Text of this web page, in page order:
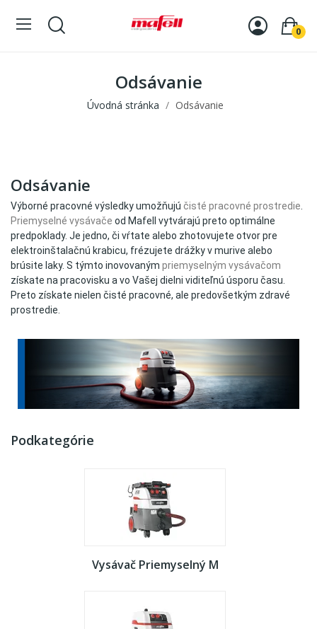
0
Odsávanie
Úvodná stránka Odsávanie
Odsávanie
Výborné pracovné výsledky umožňujú čisté pracovné prostredie
Priemyselné vysávače od Mafell vytvárajú preto optimálne
predpoklady. Je jedno, či vŕtate alebo zhotovujete otvor pre
elektroinštalačnú krabicu, frézujete drážky v murive alebo
brúsite laky. S týmto inovovaným priemyselným vysávačom
získate na pracovisku a vo Vašej dielni viditeľnú úsporu času.
Preto získate nielen čisté pracovné, ale predovšetkým zdravé
prostredie.
Podkategórie
Vysávač Priemyselný M